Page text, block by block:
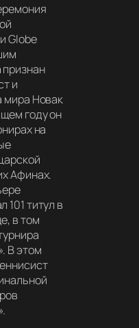
Globe
и
мира Новак
году он
на
Афинах.
101 титул в
в том
В этом